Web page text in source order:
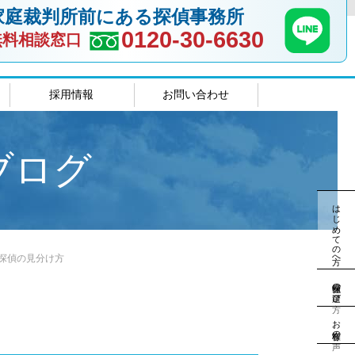
庭裁判所前にある探偵事務所
相談窓口 0120-30-6630
はじめての方へ
探偵社の選び方
お客様の声
島根相談室
採用情報 お問い合わせ
ログ
偵の見分け方